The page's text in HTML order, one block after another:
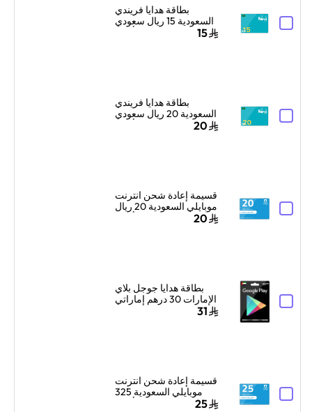
بطاقة هدايا فريندي
السعودية 15 ريال سعودي
15
بطاقة هدايا فريندي
السعودية 20 ريال سعودي
20
قسيمة إعادة شحن انترنت
موبايلي السعودية 20 ريال
20
بطاقة هدايا جوجل بلاي
الإمارات 30 درهم إماراتي
31
قسيمة إعادة شحن انترنت
موبايلي السعودية 325
25